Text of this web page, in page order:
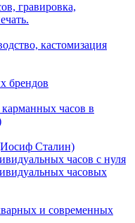
гравировка,
кастомизация
брендов
часов в
Сталин)
часов с нуля
часовых
и современных